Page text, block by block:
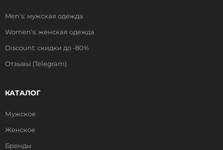
Men's: мужская одежда
Women's: женская одежда
Discount: скидки до -80%
Отзывы (Telegram)
КАТАЛОГ
Мужское
Женское
Бренды